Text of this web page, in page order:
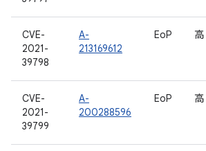
CVE-
2021-
39798
A-
213169612
EoP 高
CVE-
2021-
39799
A-
200288596
EoP 高